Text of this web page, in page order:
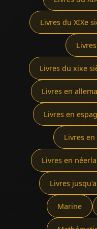
Livres du XIXe
Livres du xixe
Livres en
Livres en
Livres
Livres en
Livres
Marine